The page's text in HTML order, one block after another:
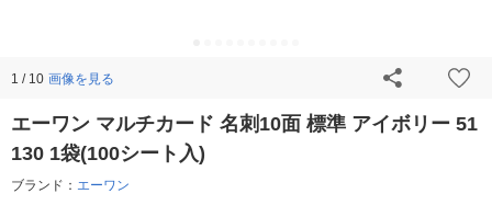
1 / 10 画像を見る
エーワン マルチカード 名刺10面 標準 アイボリー 51
130 1袋(100シート入)
ブランド： エーワン